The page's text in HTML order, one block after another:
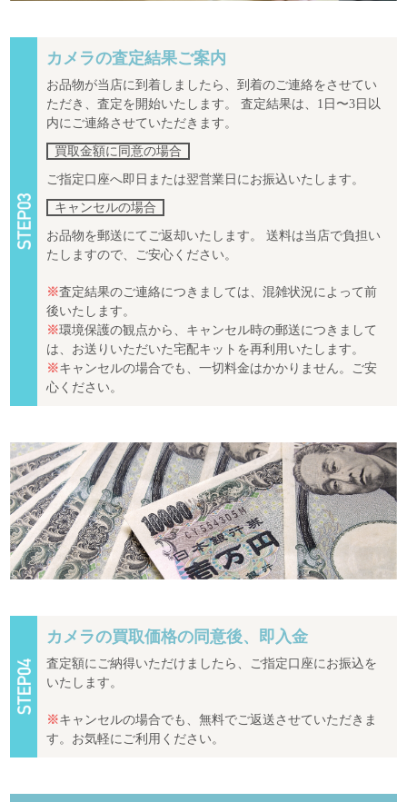
カメラの査定結果ご案内
お品物が当店に到着しましたら、到着のご連絡をさせてい
ただき、査定を開始いたします。 査定結果は、1日〜3日以
内にご連絡させていただきます。
買取金額に同意の場合
ご指定口座へ即日または翌営業日にお振込いたします。
キャンセルの場合
お品物を郵送にてご返却いたします。 送料は当店で負担い
たしますので、ご安心ください。
※査定結果のご連絡につきましては、混雑状況によって前
後いたします。
※環境保護の観点から、キャンセル時の郵送につきまして
は、お送りいただいた宅配キットを再利用いたします。
※キャンセルの場合でも、一切料金はかかりません。ご安
心ください。
カメラの買取価格の同意後、即入金
査定額にご納得いただけましたら、ご指定口座にお振込を
いたします。
※キャンセルの場合でも、無料でご返送させていただきま
す。お気軽にご利用ください。